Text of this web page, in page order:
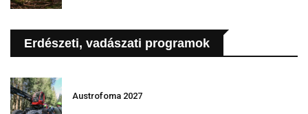
Erdészeti, vadászati programok
Austrofoma 2027